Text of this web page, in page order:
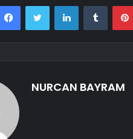
FacebookTwitter LinkedInTumblr
NURCAN BAYRAM